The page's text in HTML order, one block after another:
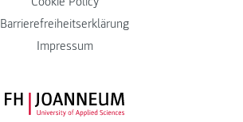
Barrierefreiheitserklärung
Impressum
FH JOANNEUM Logo